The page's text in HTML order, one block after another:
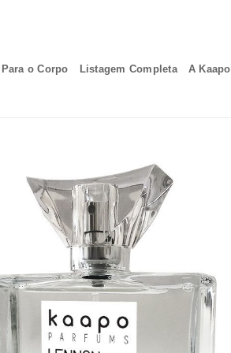
Para o Corpo Listagem Completa A Kaapo